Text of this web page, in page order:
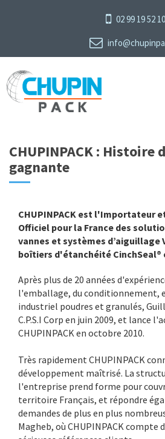
02 99 19 52 10
CHUPINPACK :
gagnante
CHUPINPACK est l'Importateur
Officiel pour la France des
vannes et systèmes d’aiguillage
boîtiers d'étanchéité CinchSeal®
Après plus de 20 années
l'emballage, du conditionnement,
industriel poudres et granulés,
C.P.S.I Corp en juin 2009, et lance
CHUPINPACK en octobre 2010.
Très rapidement CHUPINPACK
développement maîtrisé. La
l'entreprise prend forme pour
territoire Français, et répondre
demandes de plus en plus
Magheb, où CHUPINPACK compte